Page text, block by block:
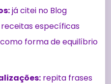
já citei no Blog
específicas
forma de equilíbrio
repita frases